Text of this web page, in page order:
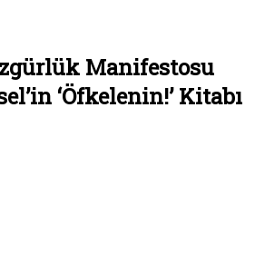
Manifestosu
‘Öfkelenin!’ Kitabı